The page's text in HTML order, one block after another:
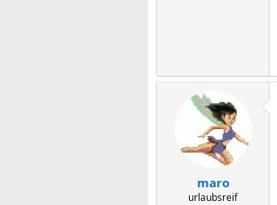
maro
urlaubsreif